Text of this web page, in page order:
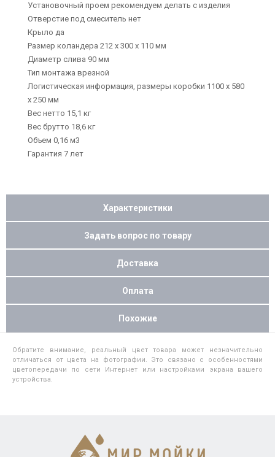
Установочный проем рекомендуем делать с изделия
Отверстие под смеситель нет
Крыло да
Размер коландера 212 х 300 х 110 мм
Диаметр слива 90 мм
Тип монтажа врезной
Логистическая информация, размеры коробки 1100 х 580
х 250 мм
Вес нетто 15,1 кг
Вес брутто 18,6 кг
Объем 0,16 м3
Гарантия 7 лет
Характеристики
Задать вопрос по товару
Доставка
Оплата
Похожие
Обратите внимание, реальный цвет товара может незначительно
отличаться от цвета на фотографии. Это связано с особенностями
цветопередачи по сети Интернет или настройками экрана вашего
устройства.